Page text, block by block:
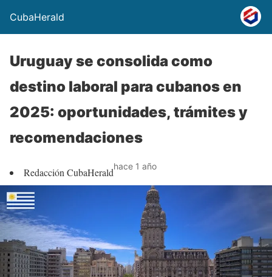
CubaHerald
Uruguay se consolida como
destino laboral para cubanos en
2025: oportunidades, trámites y
recomendaciones
Redacción CubaHeraldhace 1 año